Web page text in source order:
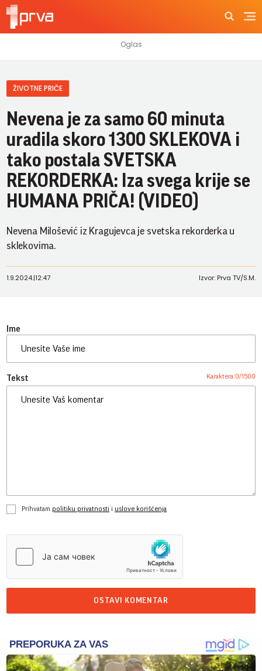
ŽIVOTNE PRIČE
Nevena je za samo 60 minuta
uradila skoro 1300 SKLEKOVA i
tako postala SVETSKA
REKORDERKA: Iza svega krije se
HUMANA PRIČA! (VIDEO)
Nevena Milošević iz Kragujevca je svetska rekorderka u
sklekovima.
1.9.2024.|12:47 Izvor: Prva TV/S.M.
Ime
Tekst Karaktera:0/1500
Prihvatam politiku privatnosti i uslove korišćenja
OSTAVI KOMENTAR